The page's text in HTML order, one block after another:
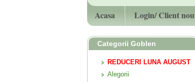
Acasa Login/ Client nou
Categorii Goblen
REDUCERI LUNA AUGUST
Alegorii